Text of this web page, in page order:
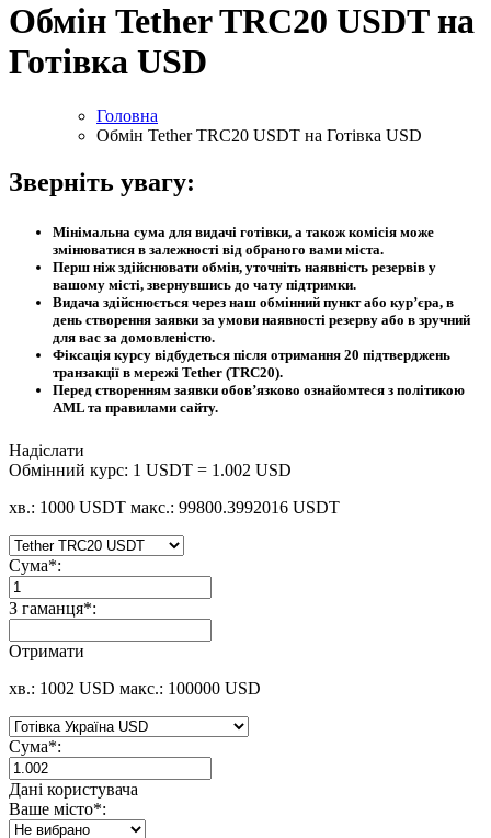
Обмін Tether TRC20 USDT на
Готівка USD
Головна
Обмін Tether TRC20 USDT на Готівка USD
Зверніть увагу:
Мінімальна сума для видачі готівки, а також комісія може
змінюватися в залежності від обраного вами міста.
Перш ніж здійснювати обмін, уточніть наявність резервів у
вашому місті, звернувшись до чату підтримки.
Видача здійснюється через наш обмінний пункт або кур’єра, в
день створення заявки за умови наявності резерву або в зручний
для вас за домовленістю.
Фіксація курсу відбудеться після отримання 20 підтверджень
транзакції в мережі Tether (TRC20).
Перед створенням заявки обов’язково ознайомтеся з політикою
AML та правилами сайту.
Надіслати
Обмінний курс: 1 USDT = 1.002 USD
хв.: 1000 USDT макс.: 99800.3992016 USDT
Сума*:
З гаманця*:
Отримати
хв.: 1002 USD макс.: 100000 USD
Сума*:
Дані користувача
Ваше місто*: